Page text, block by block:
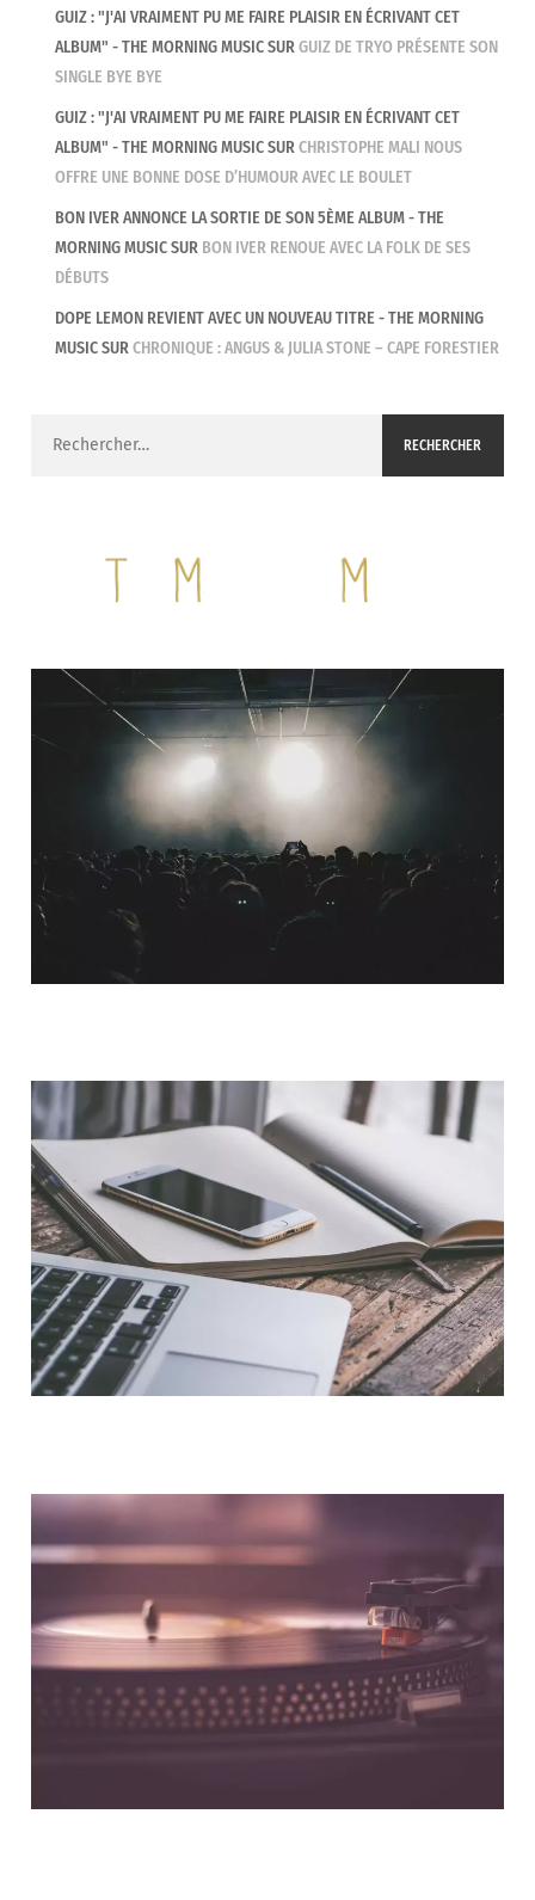
GUIZ : "J'AI VRAIMENT PU ME FAIRE PLAISIR EN ÉCRIVANT CET
ALBUM" - THE MORNING MUSICSURGUIZ DE TRYO PRÉSENTE SON
SINGLE BYE BYE
GUIZ : "J'AI VRAIMENT PU ME FAIRE PLAISIR EN ÉCRIVANT CET
ALBUM" - THE MORNING MUSICSURCHRISTOPHE MALI NOUS
OFFRE UNE BONNE DOSE D’HUMOUR AVEC LE BOULET
BON IVER ANNONCE LA SORTIE DE SON 5ÈME ALBUM - THE
MORNING MUSICSUR BON IVER RENOUE AVEC LA FOLK DE SES
DÉBUTS
DOPE LEMON REVIENT AVEC UN NOUVEAU TITRE - THE MORNING
MUSICSURCHRONIQUE : ANGUS & JULIA STONE – CAPE FORESTIER